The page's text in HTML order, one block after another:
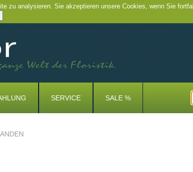
zu analysieren. Sie akzeptieren unsere Cookies, wenn Sie
SERVICE SALE %